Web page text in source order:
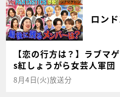
ロン
【恋の行方は？】ラブマ
s紅しょうがら女芸人軍団
8月4日(火)放送分